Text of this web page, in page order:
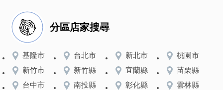
分區店家搜尋
基隆市 台北市 新北市
桃園市
新竹市
新竹縣 宜蘭縣
苗栗縣
台中市
南投縣 彰化縣
雲林縣